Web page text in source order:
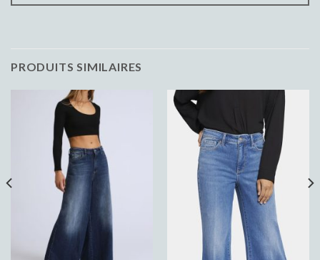
PRODUITS SIMILAIRES